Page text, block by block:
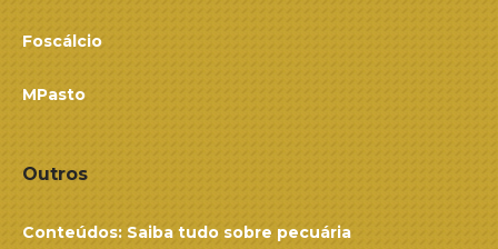
Foscálcio
MPasto
Outros
Conteúdos: Saiba tudo sobre pecuária